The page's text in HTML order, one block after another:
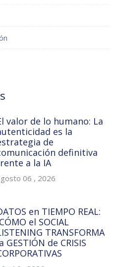
valor de lo humano: La
es la
de
definitiva
a la IA
06 , 2026
en TIEMPO REAL:
CÓMO el SOCIAL
TRANSFORMA
GESTIÓN de CRISIS